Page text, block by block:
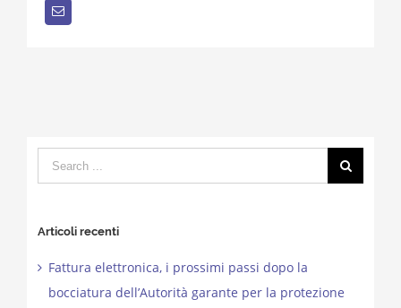
Email
Search
for:
Articoli recenti
Fattura elettronica, i prossimi passi dopo la
bocciatura dell’Autorità garante per la protezione